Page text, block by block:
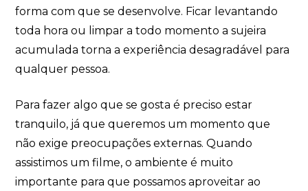
forma com que se desenvolve. Ficar levantando
toda hora ou limpar a todo momento a sujeira
acumulada torna a experiência desagradável para
qualquer pessoa.
Para fazer algo que se gosta é preciso estar
tranquilo, já que queremos um momento que
não exige preocupações externas. Quando
assistimos um filme, o ambiente é muito
importante para que possamos aproveitar ao